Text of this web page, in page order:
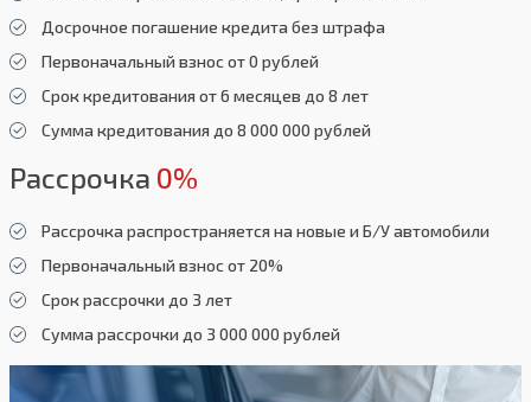
Досрочное погашение кредита без штрафа
Первоначальный взнос от 0 рублей
Срок кредитования от 6 месяцев до 8 лет
Сумма кредитования до 8 000 000 рублей
Рассрочка 0%
Рассрочка распространяется на новые и Б/У автомобили
Первоначальный взнос от 20%
Срок рассрочки до 3 лет
Сумма рассрочки до 3 000 000 рублей